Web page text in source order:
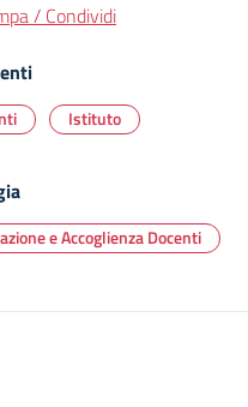
/ Condividi
Istituto
e Accoglienza Docenti